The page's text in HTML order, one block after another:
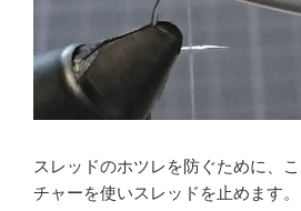
スレッドのホツレを防ぐために、
チャーを使いスレッドを止めます。